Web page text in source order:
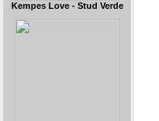
Kempes Love - Stud Verde